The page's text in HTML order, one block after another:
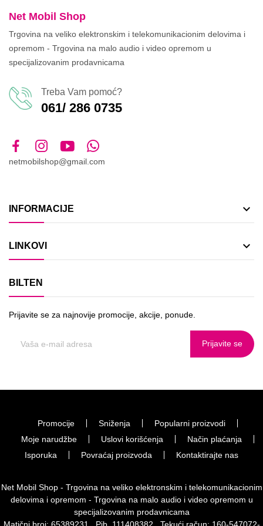
Net Mobil Shop
Trgovina na veliko elektronskim i telekomunikacionim delovima i
opremom - Trgovina na malo audio i video opremom u
specijalizovanim prodavnicama
Treba Vam pomoć?
061/ 286 0735
netmobilshop@gmail.com
INFORMACIJE 
LINKOVI 
BILTEN
Prijavite se za najnovije promocije, akcije, ponude.
Prijavite se
Promocije Sniženja
Popularni proizvodi
Moje narudžbe
Uslovi korišćenja
Način plaćanja
Isporuka
Povraćaj proizvoda Kontaktirajte nas
Net Mobil Shop - Trgovina na veliko elektronskim i telekomunikacionim
delovima i opremom - Trgovina na malo audio i video opremom u
specijalizovanim prodavnicama